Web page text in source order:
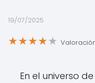
19/07/2025
★★★★★
En el universo